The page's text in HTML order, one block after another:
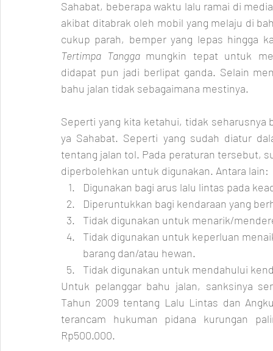
Sahabat, beberapa waktu lalu ramai di
akibat ditabrak oleh mobil yang melaju di
cukup parah, bemper yang lepas hingga
Tertimpa Tangga mungkin tepat untuk
didapat pun jadi berlipat ganda. Selain
bahu jalan tidak sebagaimana mestinya.
Seperti yang kita ketahui, tidak
ya Sahabat. Seperti yang sudah diatur
tentang jalan tol. Pada peraturan tersebut,
diperbolehkan untuk digunakan. Antara lain:
Digunakan bagi arus lalu lintas pada
Diperuntukkan bagi kendaraan yang
Tidak digunakan untuk menarik/
Tidak digunakan untuk keperluan
barang dan/atau hewan.
Tidak digunakan untuk mendahului
Untuk pelanggar bahu jalan, sanksinya
Tahun 2009 tentang Lalu Lintas dan
terancam hukuman pidana kurungan
Rp500.000.